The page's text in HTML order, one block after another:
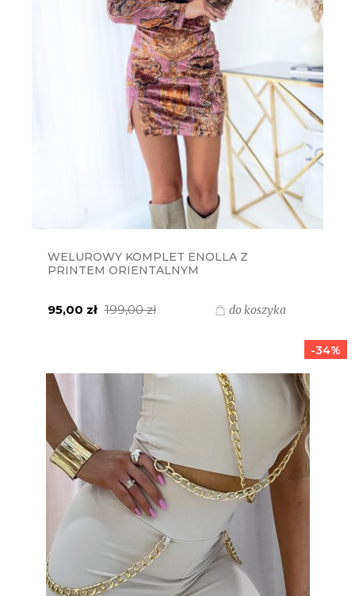
WELUROWY KOMPLET ENOLLA Z
PRINTEM ORIENTALNYM
95,00 zł 199,00 zł do koszyka
-34%